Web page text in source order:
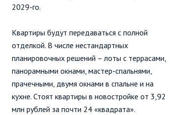
2029-го.
Квартиры будут передаваться с полной
отделкой. В числе нестандартных
планировочных решений – лоты с террасами,
панорамными окнами, мастер-спальнями,
прачечными, двумя окнами в спальне и на
кухне. Стоят квартиры в новостройке от 3,92
млн рублей за почти 24 «квадрата».